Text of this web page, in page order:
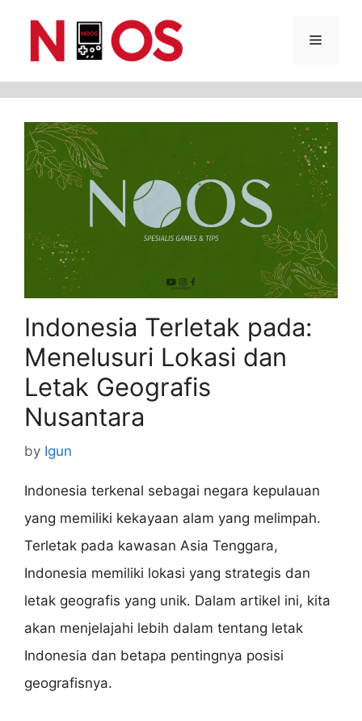
Menu
Indonesia Terletak pada:
Menelusuri Lokasi dan
Letak Geografis
Nusantara
by Igun
Indonesia terkenal sebagai negara kepulauan
yang memiliki kekayaan alam yang melimpah.
Terletak pada kawasan Asia Tenggara,
Indonesia memiliki lokasi yang strategis dan
letak geografis yang unik. Dalam artikel ini, kita
akan menjelajahi lebih dalam tentang letak
Indonesia dan betapa pentingnya posisi
geografisnya.